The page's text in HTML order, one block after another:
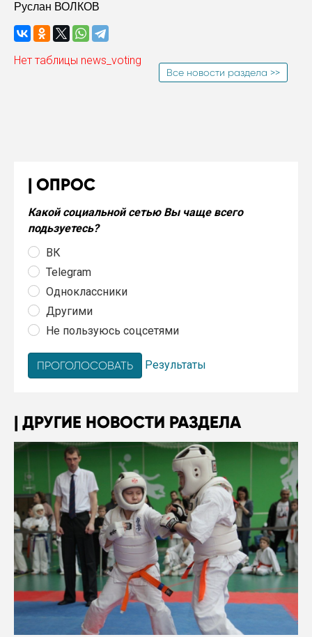
Руслан ВОЛКОВ
Нет таблицы news_voting
Все новости раздела >>
ОПРОС
Какой социальной сетью Вы чаще всего
подьзуетесь?
ВК
Telegram
Одноклассники
Другими
Не пользуюсь соцсетями
Результаты
ДРУГИЕ НОВОСТИ РАЗДЕЛА